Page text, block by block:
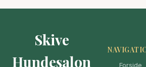
Skive
Hundesalon
Forside